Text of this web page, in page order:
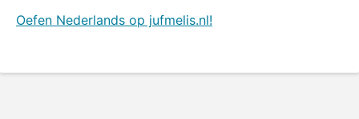
Oefen Nederlands op jufmelis.nl!